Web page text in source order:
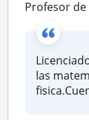
profesor de
las